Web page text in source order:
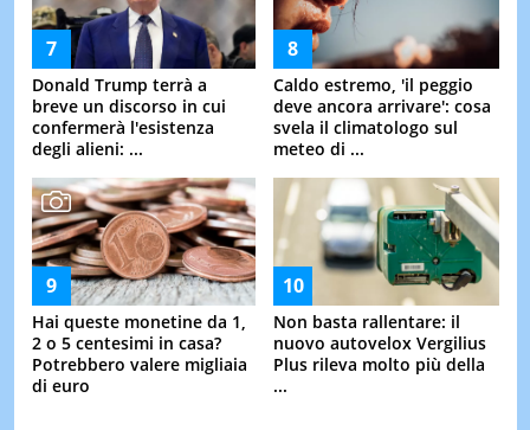
Donald Trump terrà a
breve un discorso in cui
confermerà l'esistenza
degli alieni: ...
Caldo estremo, 'il peggio
deve ancora arrivare': cosa
svela il climatologo sul
meteo di ...
Hai queste monetine da 1,
2 o 5 centesimi in casa?
Potrebbero valere migliaia
di euro
Non basta rallentare: il
nuovo autovelox Vergilius
Plus rileva molto più della
...